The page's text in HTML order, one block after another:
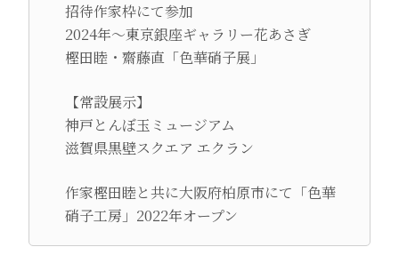
招待作家枠にて参加
2024年～東京銀座ギャラリー花あさぎ
樫田睦・齋藤直「色華硝子展」
【常設展示】
神戸とんぼ玉ミュージアム
滋賀県黒壁スクエア エクラン
作家樫田睦と共に大阪府柏原市にて「色華
硝子工房」2022年オープン